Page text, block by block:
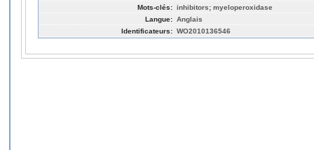
Mots-clés: inhibitors; myeloperoxidase
Langue: Anglais
Identificateurs: WO2010136546